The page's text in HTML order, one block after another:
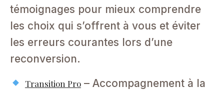
témoignages pour mieux comprendre
les choix qui s’offrent à vous et éviter
les erreurs courantes lors d’une
reconversion.
Transition Pro– Accompagnement à la